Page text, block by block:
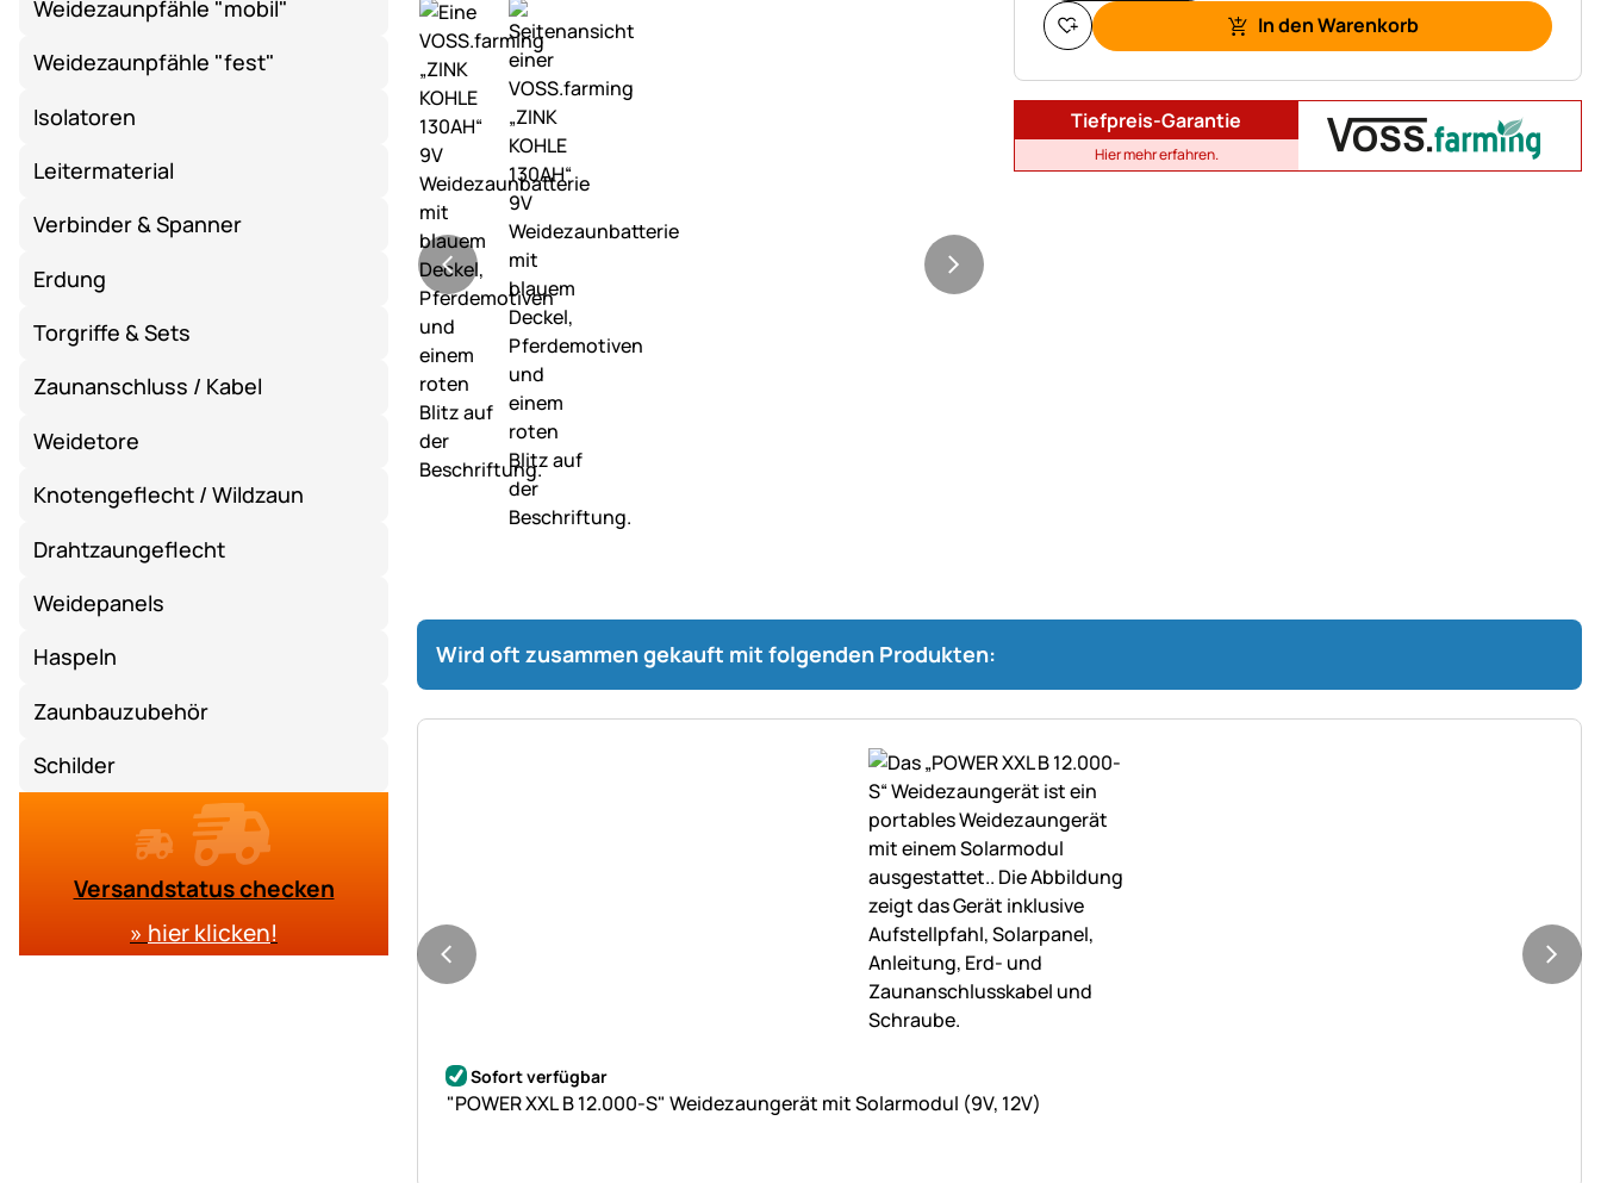
Weidezaunpfähle "mobil"
Weidezaunpfähle "fest"
Isolatoren
Leitermaterial
Verbinder & Spanner
Erdung
Torgriffe & Sets
Zaunanschluss / Kabel
Weidetore
Knotengeflecht / Wildzaun
Drahtzaungeflecht
Weidepanels
Haspeln
Zaunbauzubehör
Schilder
Versandstatus checken
» hier klicken!
In den Warenkorb
Tiefpreis-Garantie
Hier mehr erfahren.
Wird oft zusammen gekauft mit folgenden Produkten:
Noch keine Bewertungen abgegeben
Sofort verfügbar
"POWER XXL B 12.000-S" Weidezaungerät mit Solarmodul (9V, 12V)